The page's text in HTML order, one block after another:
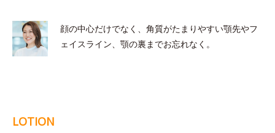
顔の中心だけでなく、角質がたまりやすい顎先やフ
ェイスライン、顎の裏までお忘れなく。
LOTION